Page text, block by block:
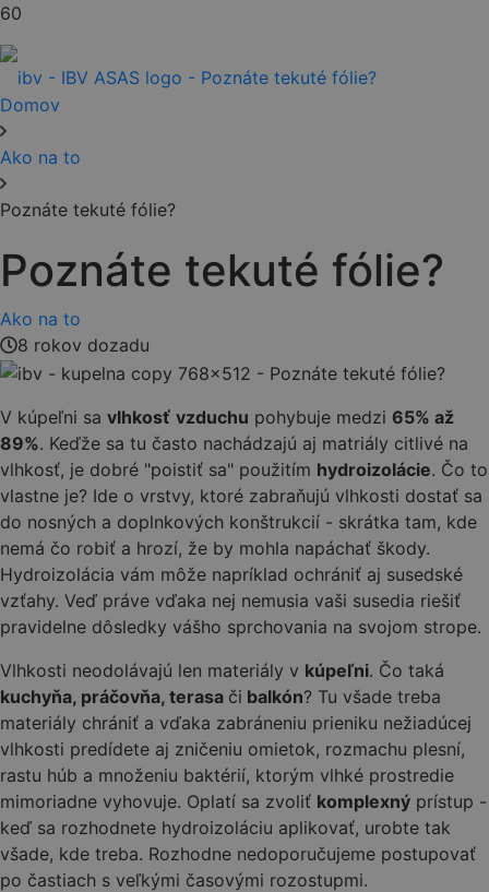
Domov
Ako na to
Poznáte tekuté fólie?
Poznáte tekuté fólie?
Ako na to
8 rokov dozadu
V kúpeľni sa vlhkosť vzduchu pohybuje medzi 65% až
89%. Keďže sa tu často nachádzajú aj matriály citlivé na
vlhkosť, je dobré "poistiť sa" použitím hydroizolácie. Čo to
vlastne je? Ide o vrstvy, ktoré zabraňujú vlhkosti dostať sa
do nosných a doplnkových konštrukcií - skrátka tam, kde
nemá čo robiť a hrozí, že by mohla napáchať škody.
Hydroizolácia vám môže napríklad ochrániť aj susedské
vzťahy. Veď práve vďaka nej nemusia vaši susedia riešiť
pravidelne dôsledky vášho sprchovania na svojom strope.
Vlhkosti neodolávajú len materiály v kúpeľni. Čo taká
kuchyňa, práčovňa, terasa či balkón? Tu všade treba
materiály chrániť a vďaka zabráneniu prieniku nežiadúcej
vlhkosti predídete aj zničeniu omietok, rozmachu plesní,
rastu húb a množeniu baktérií, ktorým vlhké prostredie
mimoriadne vyhovuje. Oplatí sa zvoliť komplexný prístup -
keď sa rozhodnete hydroizoláciu aplikovať, urobte tak
všade, kde treba. Rozhodne nedoporučujeme postupovať
po častiach s veľkými časovými rozostupmi.